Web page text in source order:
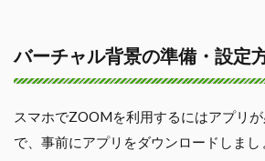
バーチャル背景の準備・設定
スマホでZOOMを利用するにはアプリ
で、事前にアプリをダウンロードしまし